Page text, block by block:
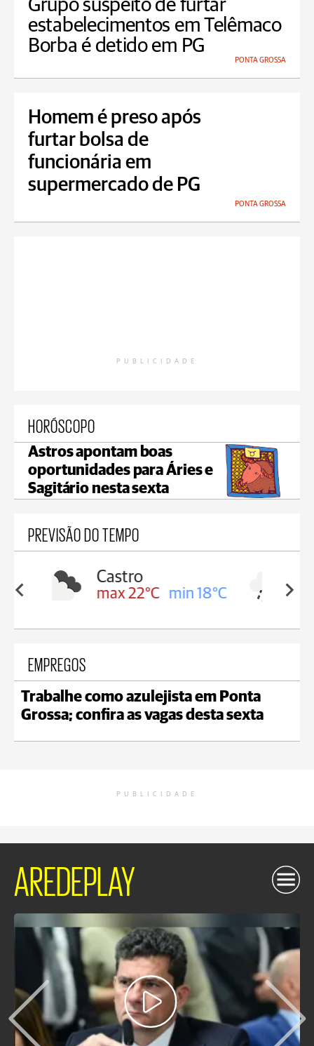
Grupo suspeito de furtar
estabelecimentos em Telêmaco
Borba é detido em PG
PONTA GROSSA
Homem é preso após
furtar bolsa de
funcionária em
supermercado de PG
PONTA GROSSA
PUBLICIDADE
HORÓSCOPO
Astros apontam boas
oportunidades para Áries e
Sagitário nesta sexta
PREVISÃO DO TEMPO
18°C
Carambeí
max 21°C min 18°C
EMPREGOS
Trabalhe como azulejista em Ponta
Grossa; confira as vagas desta sexta
PUBLICIDADE
AREDEPLAY